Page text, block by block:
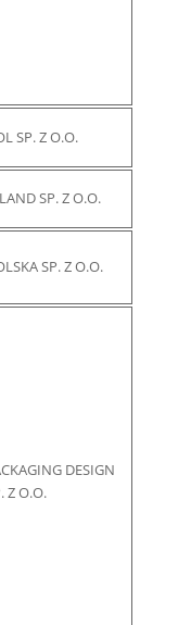
SP. Z O.O.
SP. Z O.O.
SP. Z O.O.
DESIGN
Z O.O.